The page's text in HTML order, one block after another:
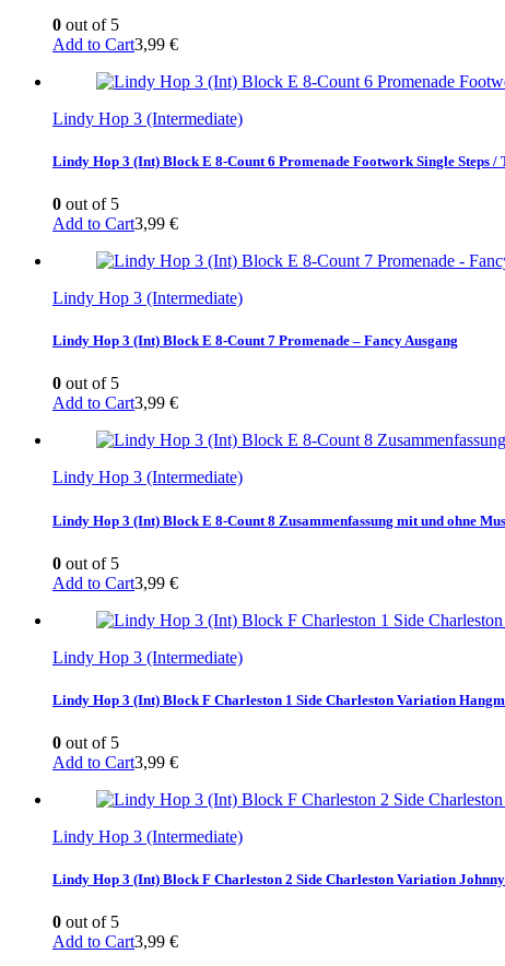
0 out of 5
Add to Cart3,99 €
Lindy Hop 3 (Intermediate)
Lindy Hop 3 (Int) Block E 8-Count 6 Promenade Footwork Single Steps /
0 out of 5
Add to Cart3,99 €
Lindy Hop 3 (Intermediate)
Lindy Hop 3 (Int) Block E 8-Count 7 Promenade – Fancy Ausgang
0 out of 5
Add to Cart3,99 €
Lindy Hop 3 (Intermediate)
Lindy Hop 3 (Int) Block E 8-Count 8 Zusammenfassung mit und ohne
0 out of 5
Add to Cart3,99 €
Lindy Hop 3 (Intermediate)
Lindy Hop 3 (Int) Block F Charleston 1 Side Charleston Variation
0 out of 5
Add to Cart3,99 €
Lindy Hop 3 (Intermediate)
Lindy Hop 3 (Int) Block F Charleston 2 Side Charleston Variation
0 out of 5
Add to Cart3,99 €